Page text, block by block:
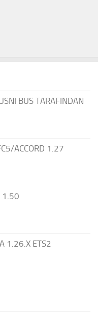
BUS TARAFINDAN
ACCORD 1.27
1.50
1.26.X ETS2